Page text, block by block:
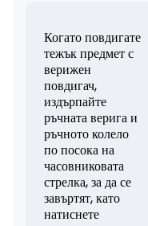
Когато повдигате
тежък предмет с
верижен
повдигач,
издърпайте
ръчната верига и
ръчното колело
по посока на
часовниковата
стрелка, за да се
завъртят, като
натиснете